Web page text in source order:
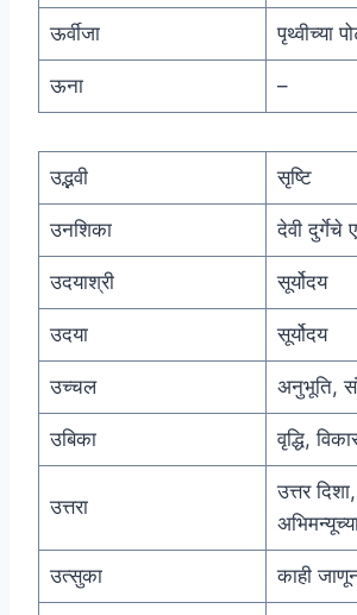
ऊर्वीजा पृथ्वीच्या
ऊना –
उद्भवी सृष्टि
उनशिका देवी दुर्गेचे
उदयाश्री सूर्योदय
उदया सूर्योदय
उच्चल अनुभूति,
उबिका वृद्धि,
उत्तरा
उत्तर
उत्सुका काही